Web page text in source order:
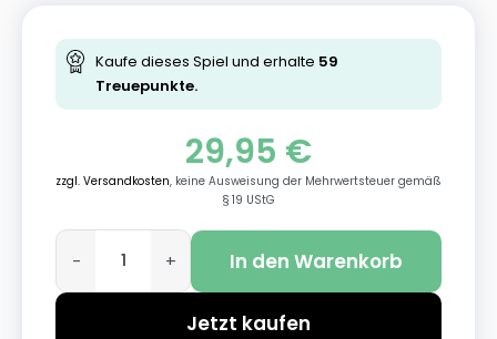
Kaufe dieses Spiel und erhalte 59
Treuepunkte.
29,95 €
zzgl. Versandkosten, keine Ausweisung der Mehrwertsteuer gemäß
§ 19 UStG
- + In den Warenkorb
Jetzt kaufen